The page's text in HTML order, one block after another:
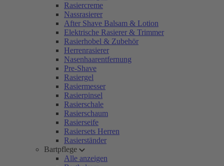
Rasiercreme
Nassrasierer
After Shave Balsam & Lotion
Elektrische Rasierer & Trimmer
Rasierhobel & Zubehör
Herrenrasierer
Nasenhaarentfernung
Pre-Shave
Rasiergel
Rasiermesser
Rasierpinsel
Rasierschale
Rasierschaum
Rasierseife
Rasiersets Herren
Rasierständer
Bartpflege
Alle anzeigen